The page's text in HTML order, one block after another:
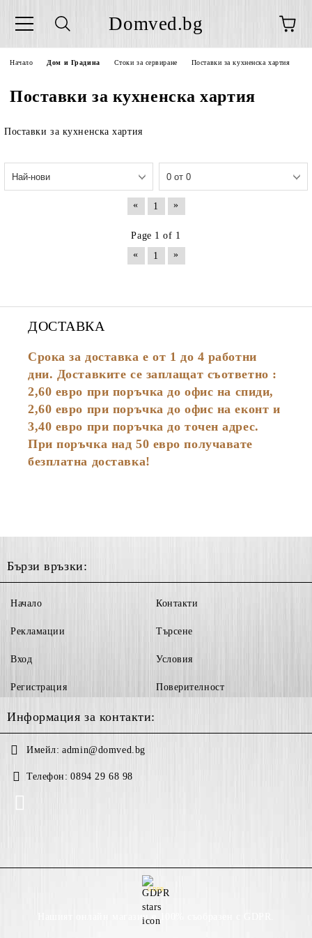
Domved.bg
Начало Дом и Градина Стоки за сервиране Поставки за кухненска хартия
Поставки за кухненска хартия
Поставки за кухненска хартия
« 1 »
Page 1 of 1
«
1 »
ДОСТАВКА
Срока за доставка е от 1 до 4 работни
дни. Доставките се заплащат съответно :
2,60 евро при поръчка до офис на спиди,
2,60 евро при поръчка до офис на еконт и
3,40 евро при поръчка до точен адрес.
При поръчка над 50 евро получавате
безплатна доставка!
Бързи връзки:
Начало
Рекламации
Вход
Регистрация
Контакти
Търсене
Условия
Поверителност
Информация за контакти:
Имейл: admin@domved.bg
Телефон: 0894 29 68 98
GDPR
Нашият онлайн магазин е 100% съобразен с GDPR.